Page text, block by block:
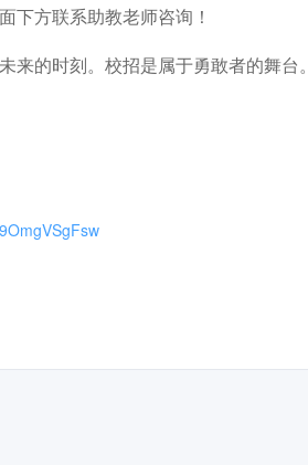
下方联系助教老师咨询！
的时刻。校招是属于勇敢者的舞台。